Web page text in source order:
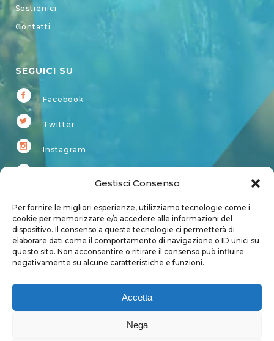
Gestisci Consenso
Per fornire le migliori esperienze, utilizziamo tecnologie come i
cookie per memorizzare e/o accedere alle informazioni del
dispositivo. Il consenso a queste tecnologie ci permetterà di
elaborare dati come il comportamento di navigazione o ID unici su
questo sito. Non acconsentire o ritirare il consenso può influire
negativamente su alcune caratteristiche e funzioni.
Accetta
Nega
Sostienici
Contatti
SEGUICI SU
Facebook
Twitter
Instagram
Account
Login